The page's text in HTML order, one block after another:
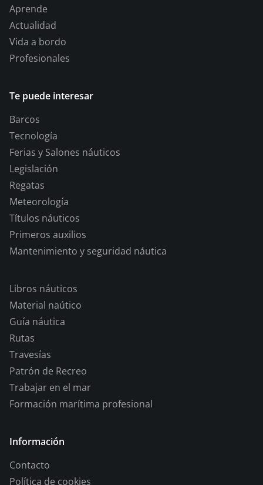
Aprende
Actualidad
Vida a bordo
Profesionales
Te puede interesar
Barcos
Tecnología
Ferias y Salones náuticos
Legislación
Regatas
Meteorología
Títulos náuticos
Primeros auxilios
Mantenimiento y seguridad náutica
Libros náuticos
Material naútico
Guía náutica
Rutas
Travesías
Patrón de Recreo
Trabajar en el mar
Formación marítima profesional
Información
Contacto
Política de cookies